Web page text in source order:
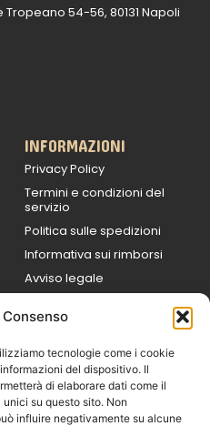
tecnologie come i cookie
del dispositivo. Il
di elaborare dati come il
su questo sito. Non
influire negativamente su alcune
Tropeano 54-56, 80131 Napoli
INFORMAZIONI
Privacy Policy
Termini e condizioni del
servizio
Politica sulle spedizioni
Informativa sui rimborsi
Avviso legale
9:00
Sabato 09:00 /
14:00
16:30 / 20:00
Domenica